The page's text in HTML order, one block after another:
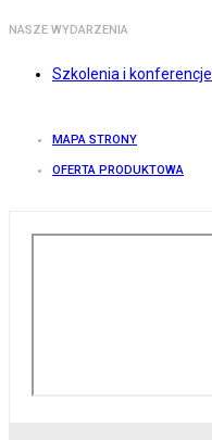
NASZE WYDARZENIA
Szkolenia i konferencje
MAPA STRONY
OFERTA PRODUKTOWA